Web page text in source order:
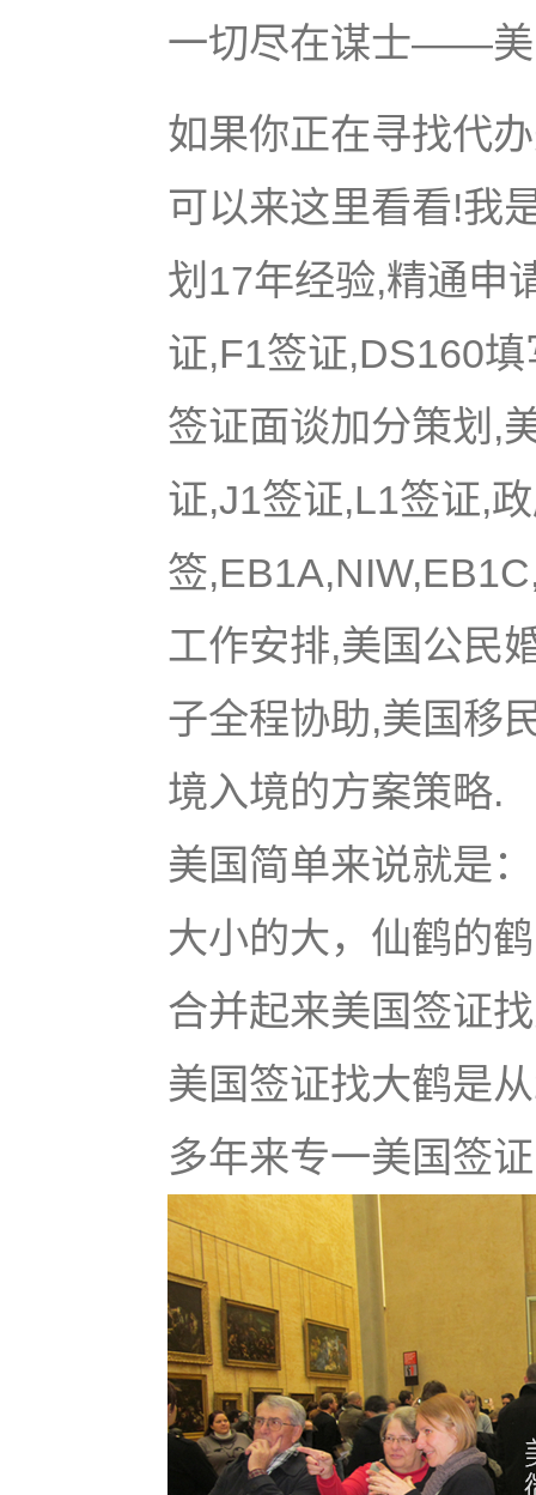
一切尽在谋士——美
如果你正在寻找代
可以来这里看看!我
划17年经验,精通申
证,F1签证,DS160
签证面谈加分策划,
证,J1签证,L1签证,
签
工作安排,美国公民
子全程协助,美国移
境入境的方案策略.
美国简单来说就是
大小的大，仙鹤的
合并起来美国签证
美国签证找大鹤是
多年来专一美国签